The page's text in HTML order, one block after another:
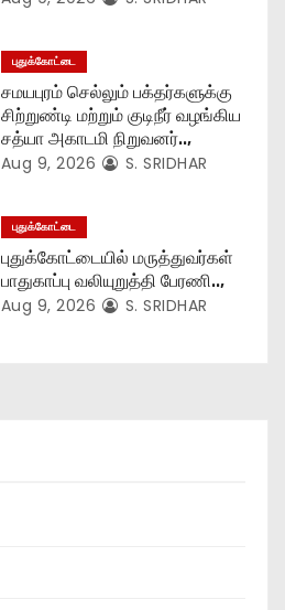
புதுக்கோட்டை
சமயபுரம் செல்லும் பக்தர்களுக்கு
சிற்றுண்டி மற்றும் குடிநீர் வழங்கிய
சத்யா அகாடமி நிறுவனர்..,
Aug 9, 2026 S. SRIDHAR
புதுக்கோட்டை
புதுக்கோட்டையில் மருத்துவர்கள்
பாதுகாப்பு வலியுறுத்தி பேரணி..,
Aug 9, 2026 S. SRIDHAR